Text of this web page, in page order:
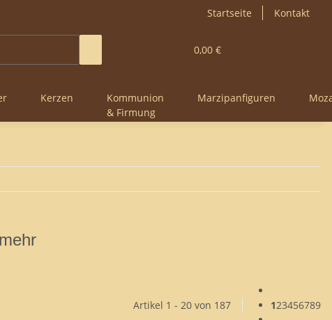
Startseite Kontakt
0,00 €
Kerzen
Kommunion
& Firmung
Marzipanfiguren
Artikel 1 - 20 von 187 123456789